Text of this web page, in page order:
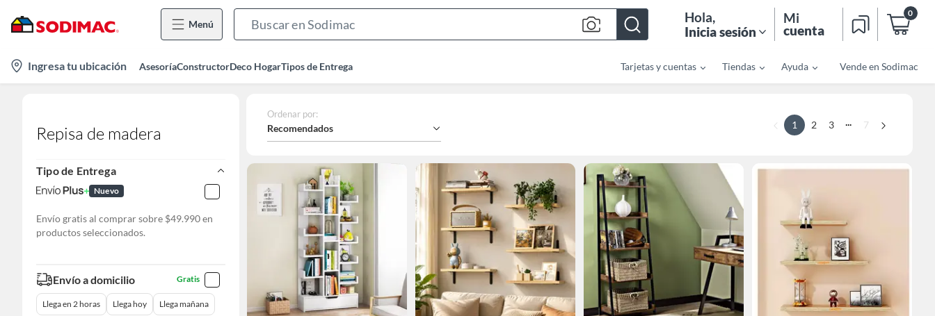
Menú
Bar
Hola,
Inicia sesión
Mi
cuenta
0
location-
icon
Ingresa tu ubicación AsesoríaConstructorDeco HogarTipos de Entrega Tarjetas y cuentas Tiendas Ayuda Vende en Sodimac
Repisa de madera
Tipo de Entrega
Nuevo
Envío gratis al comprar sobre $49.990 en
productos seleccionados.
Envío a domicilio Gratis
Llega en 2 horas Llega hoy Llega mañana
Ordenar por:
Recomendados 1 2 3 ... 7